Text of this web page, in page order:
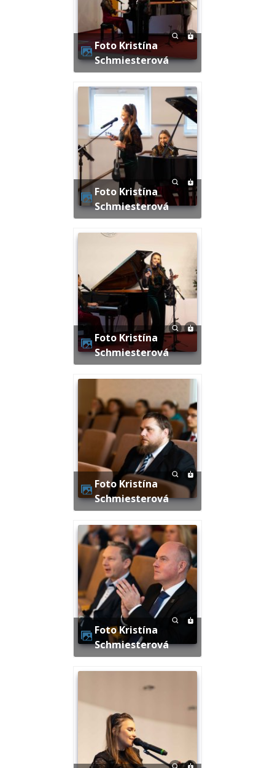
Foto Kristína
Schmiesterová
Foto Kristína
Schmiesterová
Foto Kristína
Schmiesterová
Foto Kristína
Schmiesterová
Foto Kristína
Schmiesterová